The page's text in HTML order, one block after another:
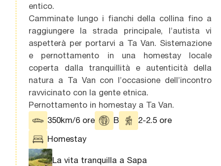
entico.
Camminate lungo i fianchi della collina fino a
raggiungere la strada principale, l’autista vi
aspetterà per portarvi a Ta Van. Sistemazione
e pernottamento in una homestay locale
coperta dalla tranquillità e autenticità della
natura a Ta Van con l’occasione dell’incontro
ravvicinato con la gente etnica.
Pernottamento in homestay a Ta Van.
350km/6 ore
B
2-2.5 ore
Homestay
La vita tranquilla a Sapa